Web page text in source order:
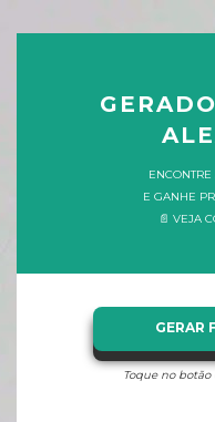
E GANHE
📄 VEJA
GERAR
Toque no botão